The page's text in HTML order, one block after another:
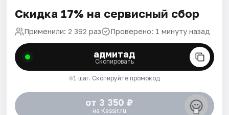
Скидка 17% на сервисный сбор
Применили: 2 392 раз Проверено: 1 минуту назад
адмитад
Скопировать
1 шаг. Скопируйте промокод
от 3 350 ₽
на Kassir.ru